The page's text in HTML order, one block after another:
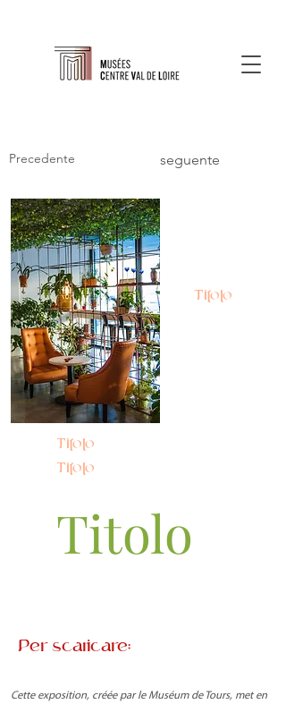
Precedente seguente
Titolo
Titolo
Titolo
Titolo
Per scaricare:
Cette exposition, créée par le Muséum de Tours, met en